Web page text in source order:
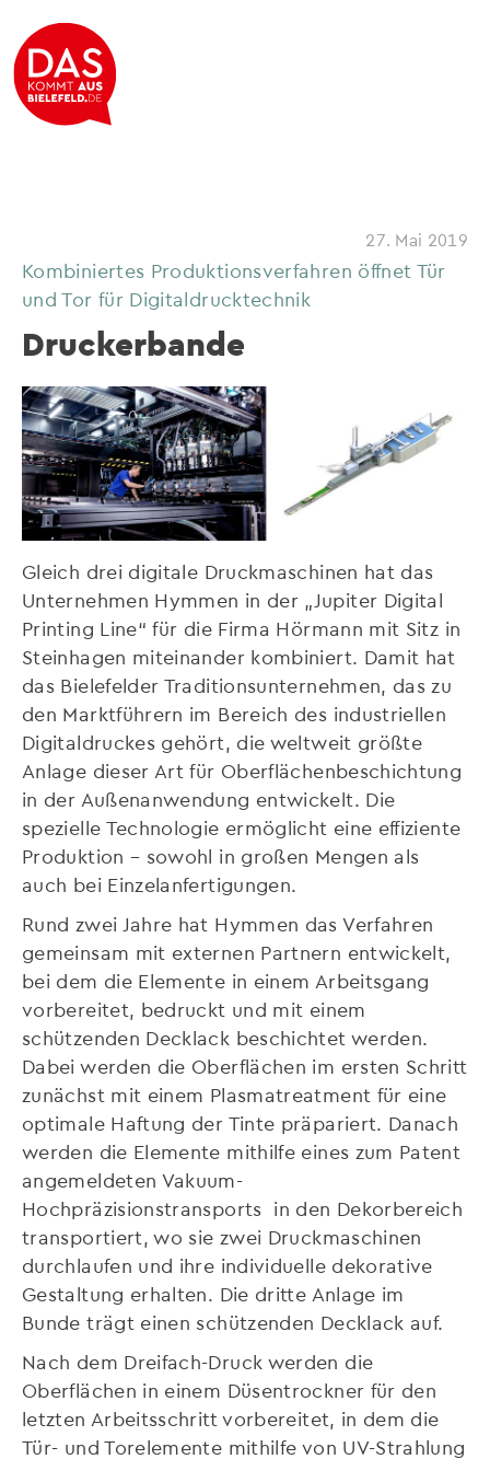
27. Mai 2019
Kombiniertes Produktionsverfahren öffnet Tür
und Tor für Digitaldrucktechnik
Druckerbande
Gleich drei digitale Druckmaschinen hat das
Unternehmen Hymmen in der „Jupiter Digital
Printing Line“ für die Firma Hörmann mit Sitz in
Steinhagen miteinander kombiniert. Damit hat
das Bielefelder Traditionsunternehmen, das zu
den Marktführern im Bereich des industriellen
Digitaldruckes gehört, die weltweit größte
Anlage dieser Art für Oberflächenbeschichtung
in der Außenanwendung entwickelt. Die
spezielle Technologie ermöglicht eine effiziente
Produktion – sowohl in großen Mengen als
auch bei Einzelanfertigungen.
Rund zwei Jahre hat Hymmen das Verfahren
gemeinsam mit externen Partnern entwickelt,
bei dem die Elemente in einem Arbeitsgang
vorbereitet, bedruckt und mit einem
schützenden Decklack beschichtet werden.
Dabei werden die Oberflächen im ersten Schritt
zunächst mit einem Plasmatreatment für eine
optimale Haftung der Tinte präpariert. Danach
werden die Elemente mithilfe eines zum Patent
angemeldeten Vakuum-
Hochpräzisionstransports in den Dekorbereich
transportiert, wo sie zwei Druckmaschinen
durchlaufen und ihre individuelle dekorative
Gestaltung erhalten. Die dritte Anlage im
Bunde trägt einen schützenden Decklack auf.
Nach dem Dreifach-Druck werden die
Oberflächen in einem Düsentrockner für den
letzten Arbeitsschritt vorbereitet, in dem die
Tür- und Torelemente mithilfe von UV-Strahlung